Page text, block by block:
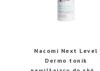
Nacomi Next Level
Dermo tonik